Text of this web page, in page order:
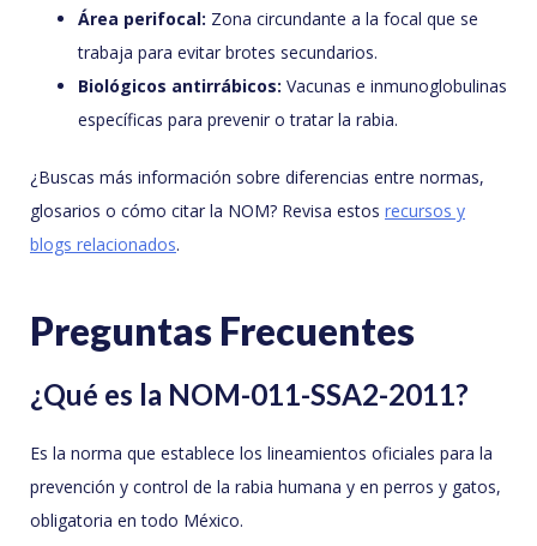
Área perifocal: Zona circundante a la focal que se
trabaja para evitar brotes secundarios.
Biológicos antirrábicos: Vacunas e inmunoglobulinas
específicas para prevenir o tratar la rabia.
¿Buscas más información sobre diferencias entre normas,
glosarios o cómo citar la NOM? Revisa estos recursos y
blogs relacionados.
Preguntas Frecuentes
¿Qué es la NOM-011-SSA2-2011?
Es la norma que establece los lineamientos oficiales para la
prevención y control de la rabia humana y en perros y gatos,
obligatoria en todo México.